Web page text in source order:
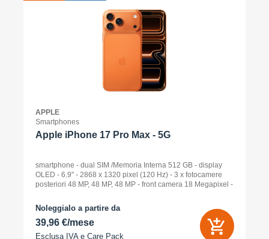
APPLE
Smartphones
Apple iPhone 17 Pro Max - 5G
smartphone - dual SIM /Memoria Interna 512 GB - display
OLED - 6.9" - 2868 x 1320 pixel (120 Hz) - 3 x fotocamere
posteriori 48 MP, 48 MP, 48 MP - front camera 18 Megapixel -
Noleggialo a partire da
39,96 €/mese
Esclusa IVA e Care Pack